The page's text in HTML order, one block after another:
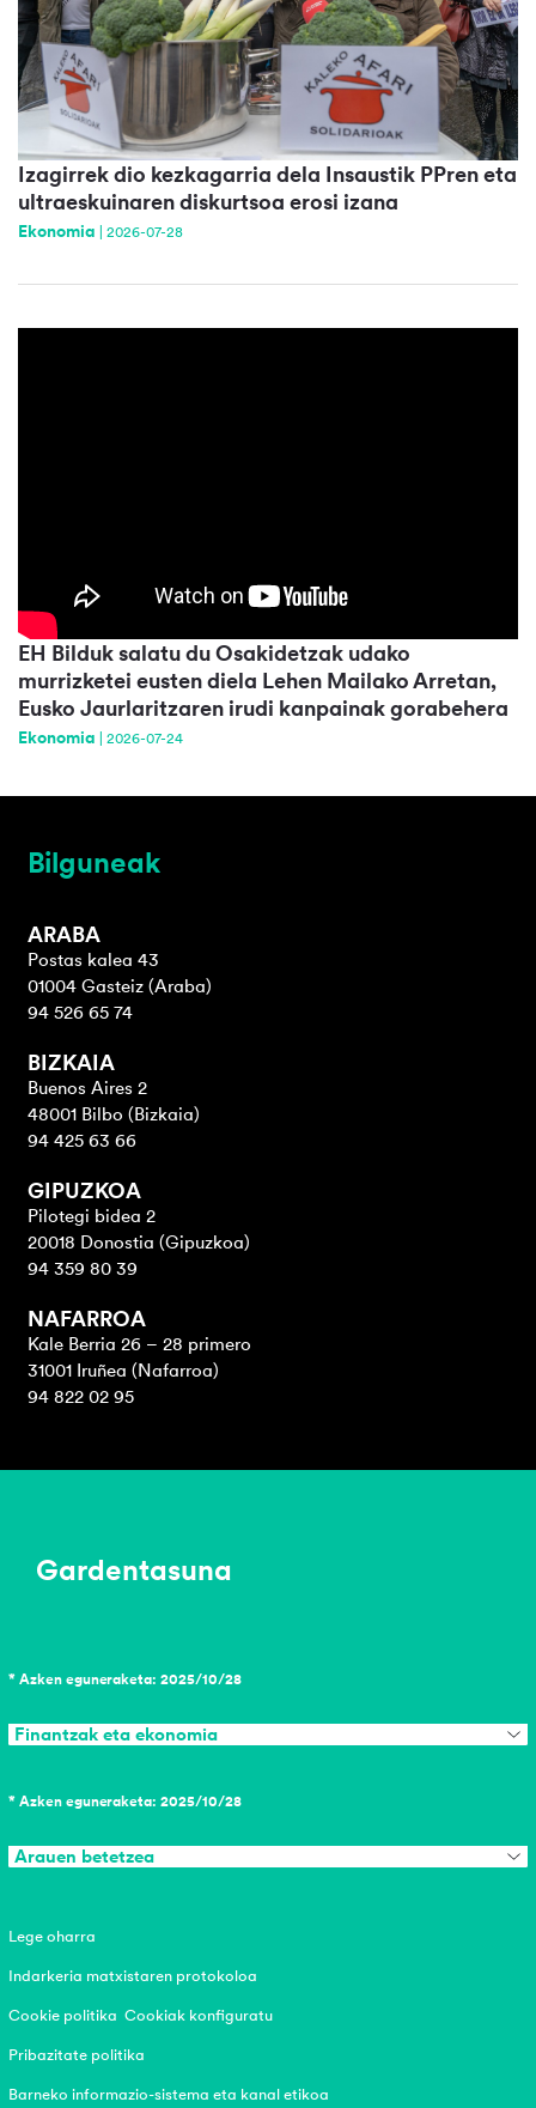
Izagirrek dio kezkagarria dela Insaustik PPren eta
ultraeskuinaren diskurtsoa erosi izana
Ekonomia 2026-07-28
EH Bilduk salatu du Osakidetzak udako
murrizketei eusten diela Lehen Mailako Arretan,
Eusko Jaurlaritzaren irudi kanpainak gorabehera
Ekonomia 2026-07-24
Bilguneak
ARABA
Postas kalea 43
01004 Gasteiz (Araba)
94 526 65 74
BIZKAIA
Buenos Aires 2
48001 Bilbo (Bizkaia)
94 425 63 66
GIPUZKOA
Pilotegi bidea 2
20018 Donostia (Gipuzkoa)
94 359 80 39
NAFARROA
Kale Berria 26 – 28 primero
31001 Iruñea (Nafarroa)
94 822 02 95
Gardentasuna
* Azken eguneraketa: 2025/10/28
Finantzak eta ekonomia
* Azken eguneraketa: 2025/10/28
Arauen betetzea
Lege oharra
Indarkeria matxistaren protokoloa
Cookie politika Cookiak konfiguratu
Pribazitate politika
Barneko informazio-sistema eta kanal etikoa